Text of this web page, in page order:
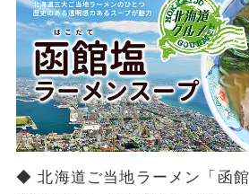
◆ 北海道ご当地ラーメン「函